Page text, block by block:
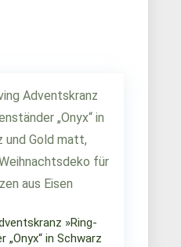
»Ring-
„Onyx“ in Schwarz